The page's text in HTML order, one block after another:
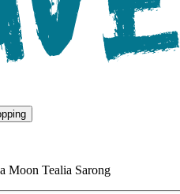
Moon Tealia Sarong